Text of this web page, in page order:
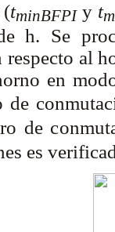
(tminBFPIy t
h. Se
al
en
de
de
es